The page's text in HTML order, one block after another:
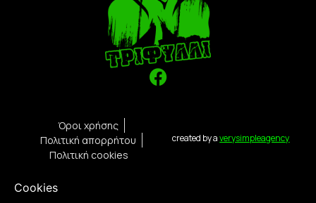
Cookies
created by averysimpleagency
Όροι χρήσης
Πολιτική απορρήτου
Πολιτική cookies